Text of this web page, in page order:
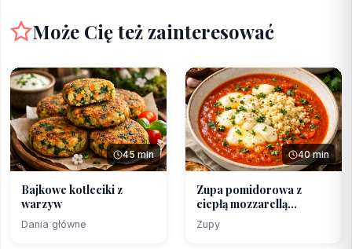
Może Cię też zainteresować
45 min
Bajkowe kotleciki z
warzyw
Dania główne
40 min
Zupa pomidorowa z
ciepłą mozzarellą
(polsk...
Zupy